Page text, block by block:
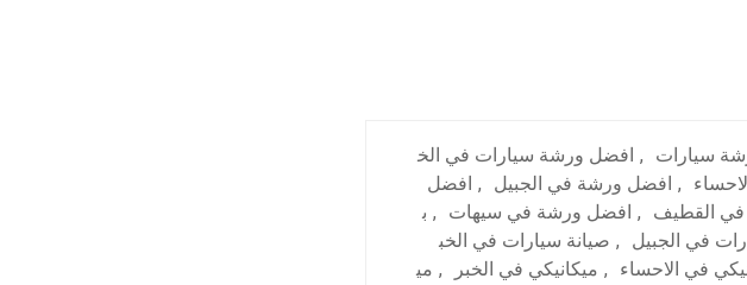
سيارات , افضل ورشة سيارات في الخ
, افضل ورشة في الجبيل , افضل
القطيف , افضل ورشة في سيهات , ب
في الجبيل , صيانة سيارات في الخب
في الاحساء , ميكانيكي في الخبر , مي